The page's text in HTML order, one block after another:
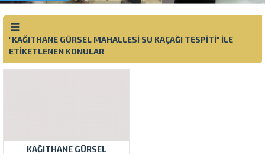
"KAĞITHANE GÜRSEL MAHALLESI SU KAÇAĞI TESPITI" ILE
ETIKETLENEN KONULAR
KAĞITHANE GÜRSEL